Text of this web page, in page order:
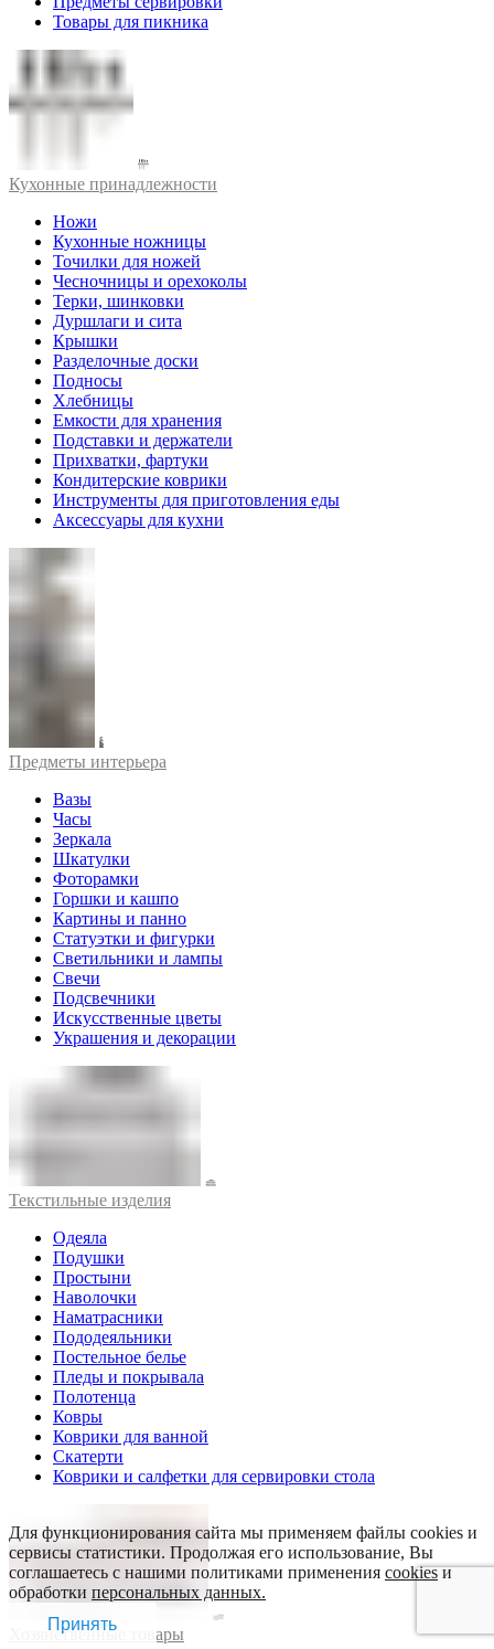
Товары для пикника
Кухонные принадлежности
Ножи
Кухонные ножницы
Точилки для ножей
Чесночницы и орехоколы
Терки, шинковки
Дуршлаги и сита
Крышки
Разделочные доски
Подносы
Хлебницы
Емкости для хранения
Подставки и держатели
Прихватки, фартуки
Кондитерские коврики
Инструменты для приготовления еды
Аксессуары для кухни
Предметы интерьера
Вазы
Часы
Зеркала
Шкатулки
Фоторамки
Горшки и кашпо
Картины и панно
Статуэтки и фигурки
Светильники и лампы
Свечи
Подсвечники
Искусственные цветы
Украшения и декорации
Текстильные изделия
Одеяла
Подушки
Простыни
Наволочки
Наматрасники
Пододеяльники
Постельное белье
Пледы и покрывала
Полотенца
Ковры
Коврики для ванной
Скатерти
Коврики и салфетки для сервировки стола
Хозяйственные товары
Для функционирования сайта мы применяем файлы cookies и
сервисы статистики. Продолжая его использование, Вы
соглашаетесь с нашими политиками применения cookiesи
обработки персональных данных.
Принять